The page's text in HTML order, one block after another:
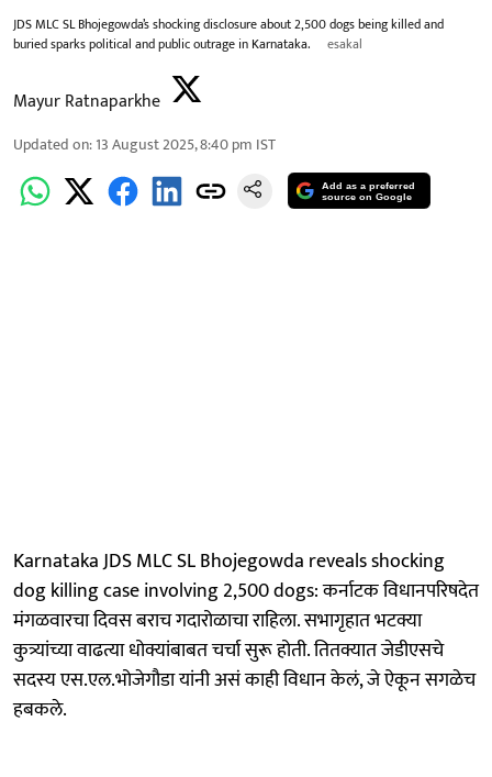
JDS MLC SL Bhojegowda’s shocking disclosure about 2,500 dogs being killed and
buried sparks political and public outrage in Karnataka.
esakal
Mayur Ratnaparkhe
Updated on:13 August 2025, 8:40 pm IST
Add as a preferred
source on Google
Karnataka JDS MLC SL Bhojegowda reveals shocking
dog killing case involving 2,500 dogs: कर्नाटक विधानपरिषदेत
मंगळवारचा दिवस बराच गदारोळाचा राहिला. सभागृहात भटक्या
कुत्र्यांच्या वाढत्या धोक्यांबाबत चर्चा सुरू होती. तितक्यात जेडीएसचे
सदस्य एस.एल.भोजेगौडा यांनी असं काही विधान केलं, जे ऐकून सगळेच
हबकले.